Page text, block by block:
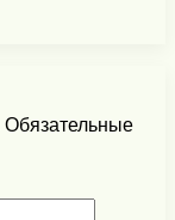
Обязательные